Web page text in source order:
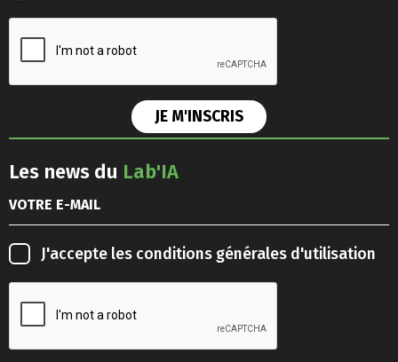
Les news du Lab'IA
J'accepte les conditions générales d'utilisation